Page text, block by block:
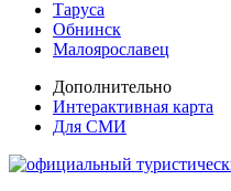
Таруса
Обнинск
Малоярославец
Дополнительно
Интерактивная карта
Для СМИ